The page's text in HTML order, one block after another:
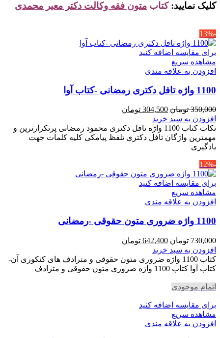
کلیک نمایید: کتاب متون فقه وکالت دکتر معیر محمدی
-13%
برای مقایسه اضافه کنید
مشاهده سریع
افزودن به علاقه مندی
1100 واژه تافل دکتری رمضانی -کتاب آوا
350,000 تومان قیمت
اصلی
350,000 تومان
بود.
304,500 تومان
304,500 تومان
است.
افزودن به سبد خرید
نکات کتاب 1100 واژه تافل دکتری محمود رمضانی پرتکرارترین و
مهمترین واژگان تافل دکتری تلفظ پیامکی کلیه کلمات جهت
یادگیری
-12%
برای مقایسه اضافه کنید
مشاهده سریع
افزودن به علاقه مندی
1100 واژه ضروری متون حقوقی -رمضانی
730,000 تومان قیمت
اصلی
730,000 تومان
بود.
642,400 تومان
642,400 تومان
است.
افزودن به سبد خرید
کتاب 1100 واژه ضروری متون حقوقی و مترادف های کنکوری آن-
کتاب آوا کتاب 1100 واژه ضروری متون حقوقی و مترادف
اتمام موجودی
برای مقایسه اضافه کنید
مشاهده سریع
افزودن به علاقه مندی